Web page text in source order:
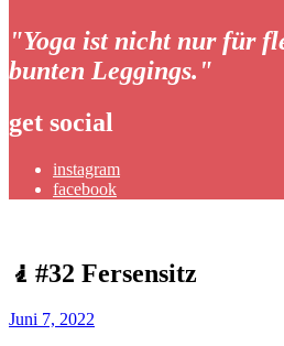
"Yoga ist nicht nur für
bunten Leggings."
get social
instagram
facebook
🧎#32 Fersensitz
Juni 7, 2022